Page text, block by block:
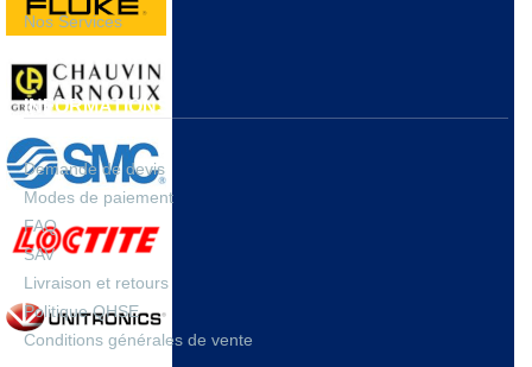
Nos Services
INFORMATIONS
Demande de devis
Modes de paiement
FAQ
SAV
Livraison et retours
Politique QHSE
Conditions générales de vente